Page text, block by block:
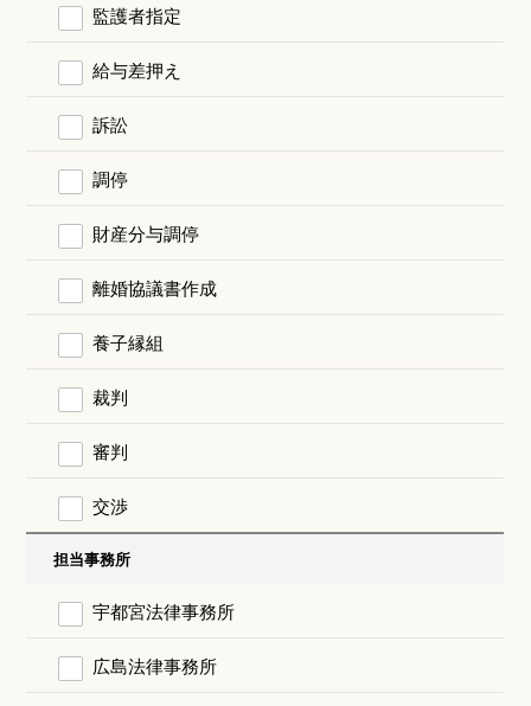
監護者指定
給与差押え
訴訟
調停
財産分与調停
離婚協議書作成
養子縁組
裁判
審判
交渉
担当事務所
宇都宮法律事務所
広島法律事務所